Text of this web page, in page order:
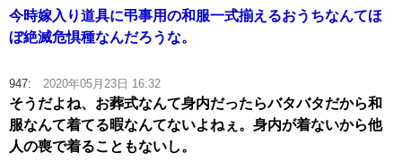
今時嫁入り道具に弔事用の和服一式揃えるおうちなんてほ
ぼ絶滅危惧種なんだろうな。
947: 2020年05月23日 16:32
そうだよね、お葬式なんて身内だったらバタバタだから和
服なんて着てる暇なんてないよねぇ。身内が着ないから他
人の喪で着ることもないし。